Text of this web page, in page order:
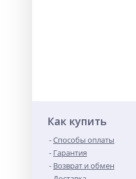
Как купить
Способы оплаты
Гарантия
Возврат и обмен